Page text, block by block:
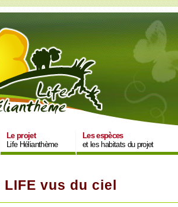
Le projet
Life Hélianthème
Les espèces
et les habitats du projet
vus du ciel